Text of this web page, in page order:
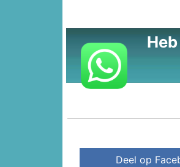
Deel op